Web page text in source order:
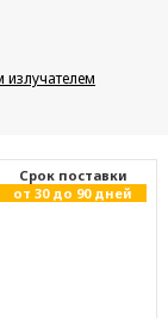
Cрок поставки
от 30 до 90 дней